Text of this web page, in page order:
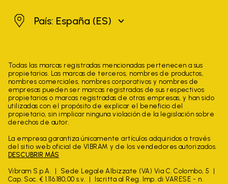
EspañaPaís: España (ES)
Todas las marcas registradas mencionadas pertenecen a sus
propietarios. Las marcas de terceros, nombres de productos,
nombres comerciales, nombres corporativos y nombres de
empresas pueden ser marcas registradas de sus respectivos
propietarios o marcas registradas de otras empresas, y han sido
utilizadas con el propósito de explicar el beneficio del
propietario, sin implicar ninguna violación de la legislación sobre
derechos de autor.
La empresa garantiza únicamente artículos adquiridos a través
del sitio web oficial de VIBRAM y de los vendedores autorizados.
DESCUBRIR MÁS
Vibram S.p.A.
Sede Legale Albizzate (VA) Via C. Colombo, 5
Cap. Soc. € 1.116.180,00 s.v.
Iscritta al Reg. Imp. di VARESE - n.